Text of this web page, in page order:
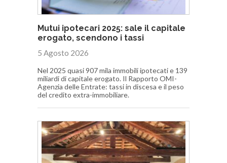
Mutui ipotecari 2025: sale il capitale
erogato, scendono i tassi
5 Agosto 2026
Nel 2025 quasi 907 mila immobili ipotecati e 139
miliardi di capitale erogato. Il Rapporto OMI-
Agenzia delle Entrate: tassi in discesa e il peso
del credito extra-immobiliare.